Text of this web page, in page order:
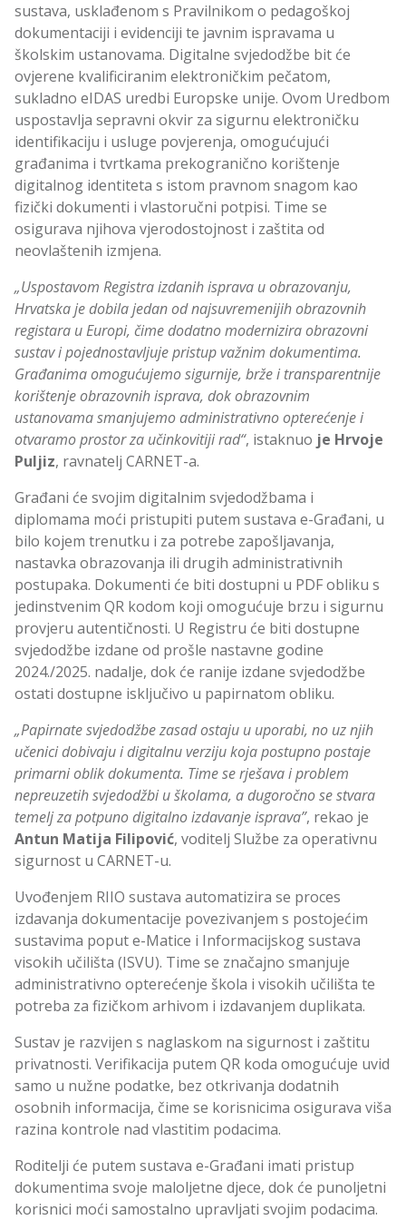
sustava, usklađenom s Pravilnikom o pedagoškoj
dokumentaciji i evidenciji te javnim ispravama u
školskim ustanovama. Digitalne svjedodžbe bit će
ovjerene kvalificiranim elektroničkim pečatom,
sukladno eIDAS uredbi Europske unije. Ovom Uredbom
uspostavlja sepravni okvir za sigurnu elektroničku
identifikaciju i usluge povjerenja, omogućujući
građanima i tvrtkama prekogranično korištenje
digitalnog identiteta s istom pravnom snagom kao
fizički dokumenti i vlastoručni potpisi. Time se
osigurava njihova vjerodostojnost i zaštita od
neovlaštenih izmjena.
„Uspostavom Registra izdanih isprava u obrazovanju,
Hrvatska je dobila jedan od najsuvremenijih obrazovnih
registara u Europi, čime dodatno modernizira obrazovni
sustav i pojednostavljuje pristup važnim dokumentima.
Građanima omogućujemo sigurnije, brže i transparentnije
korištenje obrazovnih isprava, dok obrazovnim
ustanovama smanjujemo administrativno opterećenje i
otvaramo prostor za učinkovitiji rad“, istaknuo je Hrvoje
Puljiz, ravnatelj CARNET-a.
Građani će svojim digitalnim svjedodžbama i
diplomama moći pristupiti putem sustava e-Građani, u
bilo kojem trenutku i za potrebe zapošljavanja,
nastavka obrazovanja ili drugih administrativnih
postupaka. Dokumenti će biti dostupni u PDF obliku s
jedinstvenim QR kodom koji omogućuje brzu i sigurnu
provjeru autentičnosti. U Registru će biti dostupne
svjedodžbe izdane od prošle nastavne godine
2024./2025. nadalje, dok će ranije izdane svjedodžbe
ostati dostupne isključivo u papirnatom obliku.
„Papirnate svjedodžbe zasad ostaju u uporabi, no uz njih
učenici dobivaju i digitalnu verziju koja postupno postaje
primarni oblik dokumenta. Time se rješava i problem
nepreuzetih svjedodžbi u školama, a dugoročno se stvara
temelj za potpuno digitalno izdavanje isprava”, rekao je
Antun Matija Filipović, voditelj Službe za operativnu
sigurnost u CARNET-u.
Uvođenjem RIIO sustava automatizira se proces
izdavanja dokumentacije povezivanjem s postojećim
sustavima poput e-Matice i Informacijskog sustava
visokih učilišta (ISVU). Time se značajno smanjuje
administrativno opterećenje škola i visokih učilišta te
potreba za fizičkom arhivom i izdavanjem duplikata.
Sustav je razvijen s naglaskom na sigurnost i zaštitu
privatnosti. Verifikacija putem QR koda omogućuje uvid
samo u nužne podatke, bez otkrivanja dodatnih
osobnih informacija, čime se korisnicima osigurava viša
razina kontrole nad vlastitim podacima.
Roditelji će putem sustava e-Građani imati pristup
dokumentima svoje maloljetne djece, dok će punoljetni
korisnici moći samostalno upravljati svojim podacima.